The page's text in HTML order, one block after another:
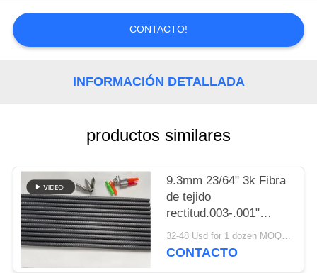
EN
CONTACTO
MAPA
DEL
SITIO
CONTACTO!
INFORMACIÓN DETALLADA
productos similares
9.3mm 23/64" 3k Fibra
de tejido
rectitud.003-.001"
Columna
250/300/350/400/500/600
32-48 Usd for 1 dozen MOQ:2 docenas
CONTACTO